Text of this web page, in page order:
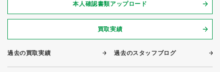
本人確認書類アップロード
買取実績
過去の買取実績 過去のスタッフブログ